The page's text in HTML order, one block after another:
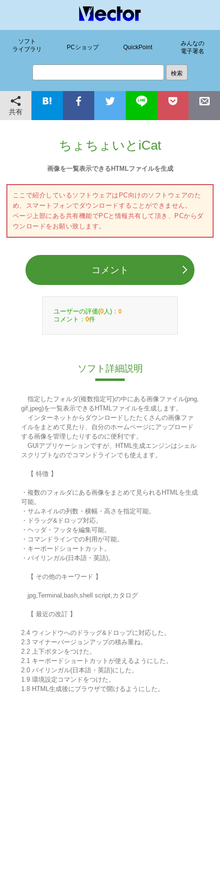
ソフト
ライブラリ
PCショップ QuickPoint
みんなの
電子署名
共有
ちょちょいとiCat
画像を一覧表示できるHTMLファイルを生成
ここで紹介しているソフトウェアはPC向けのソフトウェアのた
め、スマートフォンでダウンロードすることができません。
ページ上部にある共有機能でPCと情報共有して頂き、PCからダ
ウンロードをお願い致します。
コメント
ユーザーの評価(0 人)： 0
コメント： 0件
ソフト詳細説明
指定したフォルダ(複数指定可)の中にある画像ファイル(png,
gif,jpeg)を一覧表示できるHTMLファイルを生成します。
インターネットからダウンロードしたたくさんの画像ファ
イルをまとめて見たり、自分のホームページにアップロード
する画像を管理したりするのに便利です。
GUIアプリケーションですが、HTML生成エンジンはシェル
スクリプトなのでコマンドラインでも使えます。
【 特徴 】
・複数のフォルダにある画像をまとめて見られるHTMLを生成
可能。
・サムネイルの列数・横幅・高さを指定可能。
・ドラッグ&ドロップ対応。
・ヘッダ・フッタを編集可能。
・コマンドラインでの利用が可能。
・キーボードショートカット。
・バイリンガル(日本語・英語)。
【 その他のキーワード 】
jpg,Terminal,bash,shell script,カタログ
【 最近の改訂 】
2.4 ウィンドウへのドラッグ&ドロップに対応した。
2.3 マイナーバージョンアップの積み重ね。
2.2 上下ボタンをつけた。
2.1 キーボードショートカットが使えるようにした。
2.0 バイリンガル(日本語・英語)にした。
1.9 環境設定コマンドをつけた。
1.8 HTML生成後にブラウザで開けるようにした。